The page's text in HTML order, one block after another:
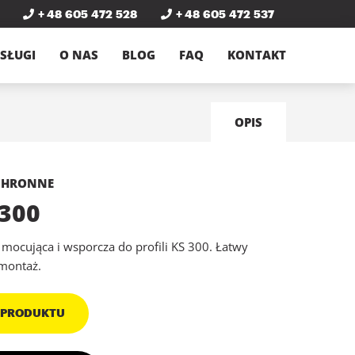
+ 48 605 472 537
+ 48 605 472 528
O NAS BLOG FAQ KONTAKT
OPIS
i wsporcza do profili KS 300. Łatwy